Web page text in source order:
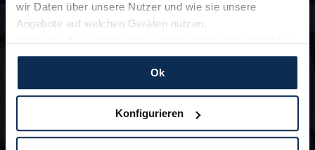
wir Daten über unsere Nutzer und wie sie unsere
Angebote auf welchen Geräten nutzen.
und erlauben uns Cookies für unseren Service zu
verwenden und diese Daten an Dritte weiterzugeben,
etwa an unsere Marketingpartner. Falls Sie dem nicht
zustimmen möchten, beschränken wir uns auf die
dann nicht auf Sie zuschneiden und Sie somit nicht
Ok
Konfigurieren
Hast du Fragen?
In unseren FAQ findest du Antworten rund um
die Themen Fahrzeuge, Finanzierung und
zu den FAQ